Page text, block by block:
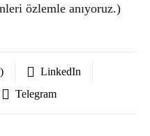
özlemle anıyoruz.)
LinkedIn
Telegram